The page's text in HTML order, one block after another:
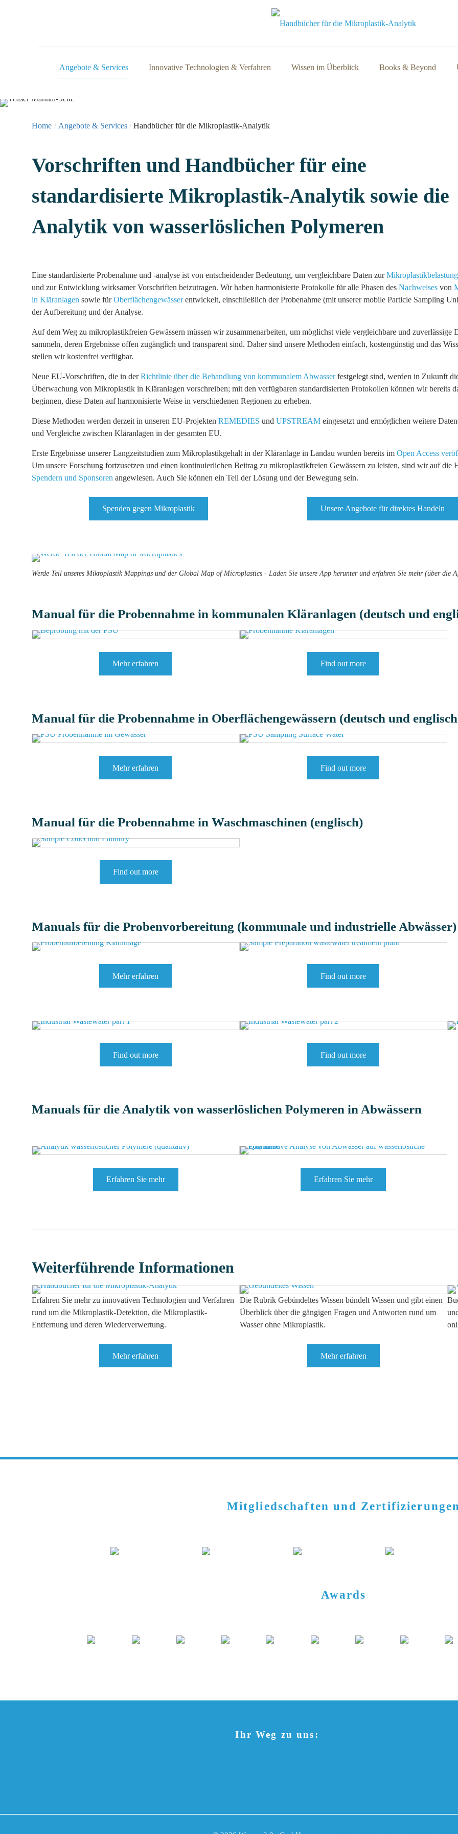
Angebote & Services Innovative Technologien & Verfahren Wissen im Überblick Books & Beyond
Home / Angebote & Services / Handbücher für die Mikroplastik-Analytik
Vorschriften und Handbücher für eine
standardisierte Mikroplastik-Analytik sowie die
Analytik von wasserlöslichen Polymeren
Eine standardisierte Probenahme und -analyse ist von entscheidender Bedeutung, um vergleichbare Daten zurMikroplastikbelastung
und zur Entwicklung wirksamer Vorschriften beizutragen. Wir haben harmonisierte Protokolle für alle Phasen des Nachweises von
in Kläranlagen sowie fürOberflächengewässerentwickelt, einschließlich der Probenahme (mit unserer mobile Particle Sampling
der Aufbereitung und der Analyse.
Auf dem Weg zu mikroplastikfreien Gewässern müssen wir zusammenarbeiten, um möglichst viele vergleichbare und zuverlässige
sammeln, deren Ergebnisse offen zugänglich und transparent sind. Daher sind unsere Methoden einfach, kostengünstig und das
stellen wir kostenfrei verfügbar.
Neue EU-Vorschriften, die in derRichtlinie über die Behandlung von kommunalem Abwasserfestgelegt sind, werden in Zukunft
Überwachung von Mikroplastik in Kläranlagen vorschreiben; mit den verfügbaren standardisierten Protokollen können wir bereits
beginnen, diese Daten auf harmonisierte Weise in verschiedenen Regionen zu erheben.
Diese Methoden werden derzeit in unseren EU-Projekten REMEDIES und UPSTREAM eingesetzt und ermöglichen weitere
und Vergleiche zwischen Kläranlagen in der gesamten EU.
Erste Ergebnisse unserer Langzeitstudien zum Mikroplastikgehalt in der Kläranlage in Landau wurden bereits im Open Access
Um unsere Forschung fortzusetzen und einen kontinuierlichen Beitrag zu mikroplastikfreien Gewässern zu leisten, sind wir auf die
Spendern und Sponsoren angewiesen. Auch Sie können ein Teil der Lösung und der Bewegung sein.
Spenden gegen Mikroplastik Unsere Angebote für direktes Handeln
Werde Teil unseres Mikroplastik Mappings und der Global Map of Microplastics - Laden Sie unsere App herunter und erfahren Sie mehr (über die
Manual für die Probennahme in kommunalen Kläranlagen (deutsch und
Mehr erfahren Find out more
Manual für die Probennahme in Oberflächengewässern (deutsch und
Mehr erfahren Find out more
Manual für die Probennahme in Waschmaschinen (englisch)
Find out more
Manuals für die Probenvorbereitung (kommunale und industrielle Abwässer)
Mehr erfahren Find out more
Find out more Find out more
Manuals für die Analytik von wasserlöslichen Polymeren in Abwässern
Erfahren Sie mehr Erfahren Sie mehr
Weiterführende Informationen
Erfahren Sie mehr zu innovativen Technologien und Verfahren
rund um die Mikroplastik-Detektion, die Mikroplastik-
Entfernung und deren Wiederverwertung.
Mehr erfahren
Die Rubrik Gebündeltes Wissen bündelt Wissen und gibt einen
Überblick über die gängigen Fragen und Antworten rund um
Wasser ohne Mikroplastik.
Mehr erfahren
Mitgliedschaften und
Awards
Ihr Weg zu uns: